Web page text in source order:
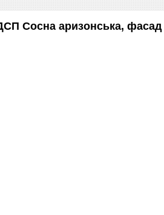
Сосна аризонська,